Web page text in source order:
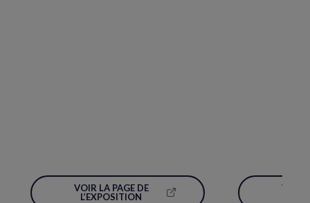
VOIR LA PAGE DE
L’EXPOSITION(NOUVELLE
VOIR